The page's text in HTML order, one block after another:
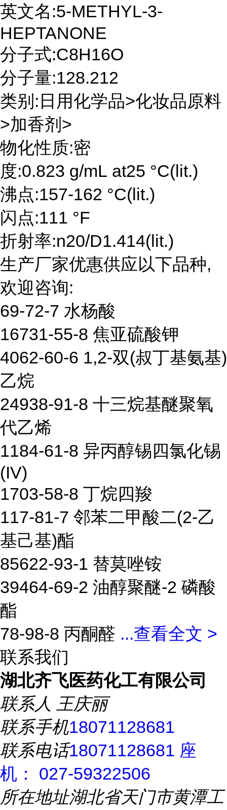
英文名:5-METHYL-3-
HEPTANONE
分子式:C8H16O
分子量:128.212
类别:日用化学品>化妆品原料
>加香剂>
物化性质:密
度:0.823 g/mL at25 °C(lit.)
沸点:157-162 °C(lit.)
闪点:111 °F
折射率:n20/D1.414(lit.)
生产厂家优惠供应以下品种,
欢迎咨询:
69-72-7 水杨酸
16731-55-8 焦亚硫酸钾
4062-60-6 1,2-双(叔丁基氨基)
乙烷
24938-91-8 十三烷基醚聚氧
代乙烯
1184-61-8 异丙醇锡四氯化锡
(IV)
1703-58-8 丁烷四羧
117-81-7 邻苯二甲酸二(2-乙
基己基)酯
85622-93-1 替莫唑铵
39464-69-2 油醇聚醚-2 磷酸
酯
78-98-8 丙酮醛 ...查看全文 >
联系我们
湖北齐飞医药化工有限公司
联系人 王庆丽
联系手机18071128681
联系电话18071128681 座
机： 027-59322506
所在地址湖北省天门市黄潭工